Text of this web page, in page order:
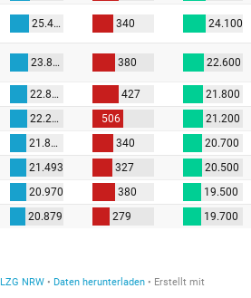
25.435 340 24.100
23.803 380 22.600
22.877 427 21.800
22.202 506 21.200
21.869 340 20.700
21.493 327 20.500
20.970 380 19.500
20.879 279 19.700
LZG NRW Daten herunterladen
Erstellt mit